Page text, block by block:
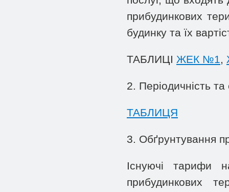
прибудинкових
будинку та їх
ТАБЛИЦІ ЖЕК №1,
2. Періодичність
ТАБЛИЦЯ
3. Обґрунтування
Існуючі тарифи
прибудинкових